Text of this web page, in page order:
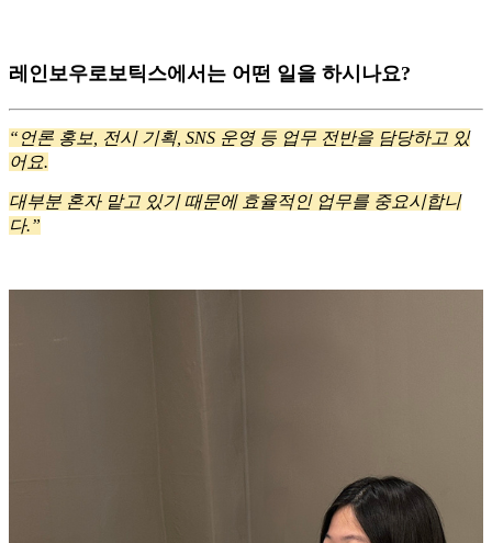
레인보우로보틱스에서는 어떤 일을 하시나요?
“언론 홍보, 전시 기획, SNS 운영 등 업무 전반을 담당하고 있
어요.
대부분 혼자 맡고 있기 때문에 효율적인 업무를 중요시합니
다.”